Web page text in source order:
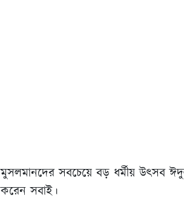
মুসলমানদের সবচেয়ে বড় ধর্মীয় উৎসব
করেন সবাই।